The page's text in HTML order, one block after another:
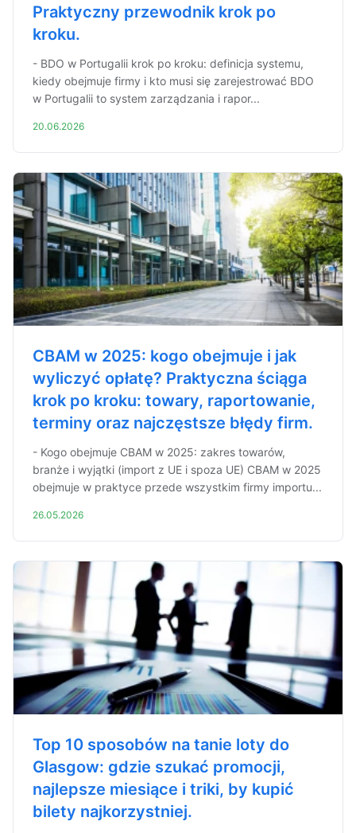
Praktyczny przewodnik krok po
kroku.
- BDO w Portugalii krok po kroku: definicja systemu,
kiedy obejmuje firmy i kto musi się zarejestrować BDO
w Portugalii to system zarządzania i rapor...
20.06.2026
CBAM w 2025: kogo obejmuje i jak
wyliczyć opłatę? Praktyczna ściąga
krok po kroku: towary, raportowanie,
terminy oraz najczęstsze błędy firm.
- Kogo obejmuje CBAM w 2025: zakres towarów,
branże i wyjątki (import z UE i spoza UE) CBAM w 2025
obejmuje w praktyce przede wszystkim firmy importu...
26.05.2026
Top 10 sposobów na tanie loty do
Glasgow: gdzie szukać promocji,
najlepsze miesiące i triki, by kupić
bilety najkorzystniej.